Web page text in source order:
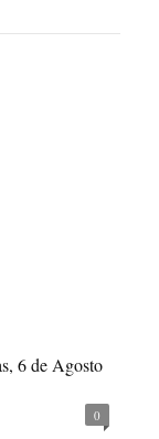
6 de Agosto
0